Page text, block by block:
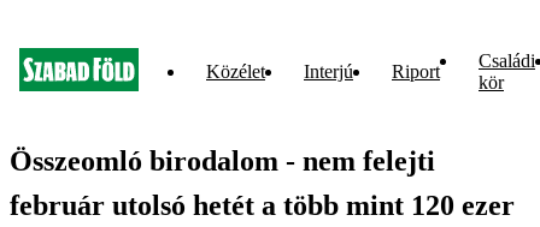
Közélet Interjú Riport
Családi
kör
Összeomló birodalom - nem felejti
február utolsó hetét a több mint 120 ezer